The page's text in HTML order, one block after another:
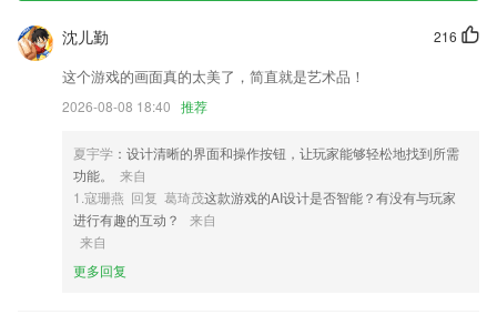
1,24小时客服为你在线解答，如果有什么困难，可以随时寻求帮助哦；
2,第一财经A股投资挑战赛：大赛期间，上万炒股高手于虚拟盘实时操
作，晒单提供操作建议。
3,宣传正能量，建设企业信用体系
4,图片处理可添加各种滤镜，黑白、明亮、二分屏、三分屏、四分屏、九
分屏等任您你选择。
5,递变数据：
6,精心设计的课程，根据幼儿36岁心理发展特点发展数学概念；
01彩票959软件优势
216
沈儿勤
这个游戏的画面真的太美了，简直就是艺术品！
2026-08-08 18:40 推荐
夏宇学 ：设计清晰的界面和操作按钮，让玩家能够轻松地找到所需
功能。
来自
1.寇珊燕 回复 葛琦茂这款游戏的AI设计是否智能？有没有与玩家
进行有趣的互动？
来自
来自
更多回复